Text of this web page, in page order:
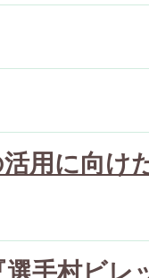
用に向け
手村ビレ